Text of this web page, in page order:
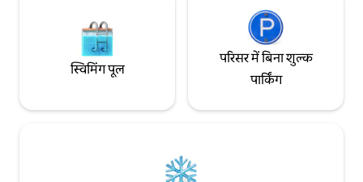
स्विमिंग पूल
परिसर में बिना शुल्क
पार्किंग